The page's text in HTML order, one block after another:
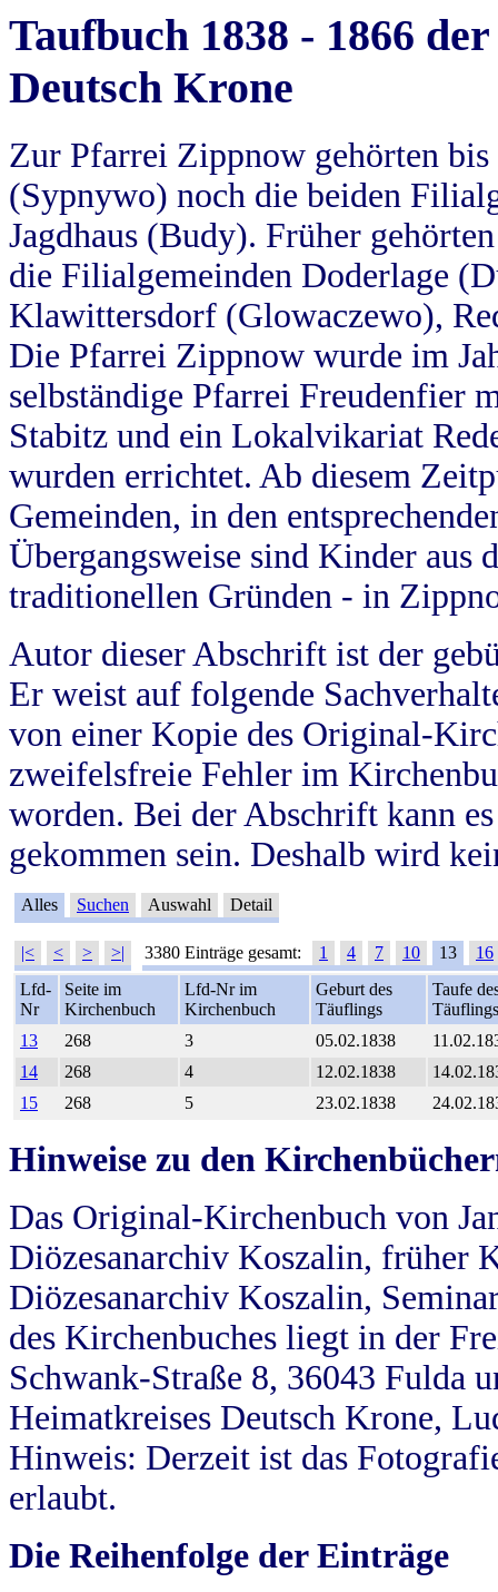
Taufbuch 1838 - 1866
Deutsch Krone
Zur Pfarrei Zippnow gehörten
(Sypnywo) noch die beiden
Jagdhaus (Budy). Früher
die Filialgemeinden Doderlage
Klawittersdorf (Glowaczewo),
Die Pfarrei Zippnow wurde im
selbständige Pfarrei Freudenfier
Stabitz und ein Lokalvikariat
wurden errichtet. Ab diesem
Gemeinden, in den
Übergangsweise sind Kinder aus
traditionellen Gründen - in
Autor dieser Abschrift ist der
Er weist auf folgende
von einer Kopie des Original-
zweifelsfreie Fehler im
worden. Bei der Abschrift kann
gekommen sein. Deshalb wird
Alles Suchen Auswahl Detail
|< < > >| 3380 Einträge gesamt: 1 4 7 10 13
16
Lfd-
Nr
Seite im
Kirchenbuch
Lfd-Nr im
Kirchenbuch
Geburt des
Täuflings
Taufe
Täuflings
13
268 3 05.02.1838
14
268 4 12.02.1838
15
268 5 23.02.1838
Hinweise zu den
Das Original-Kirchenbuch von
Diözesanarchiv Koszalin, früher
Diözesanarchiv Koszalin,
des Kirchenbuches liegt in der
Schwank-Straße 8, 36043 Fulda
Heimatkreises Deutsch Krone,
Hinweis: Derzeit ist das
erlaubt.
Die Reihenfolge der Einträge